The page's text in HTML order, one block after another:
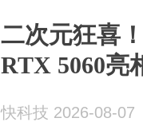
二次元狂喜
RTX 5060亮
快科技 2026-08-07